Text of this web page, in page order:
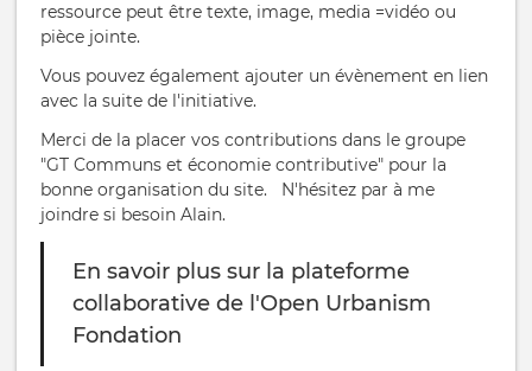
ressource peut être texte, image, media =vidéo ou
pièce jointe.
Vous pouvez également ajouter un évènement en lien
avec la suite de l'initiative.
Merci de la placer vos contributions dans le groupe
"GT Communs et économie contributive" pour la
bonne organisation du site. N'hésitez par à me
joindre si besoin Alain.
En savoir plus sur la plateforme
collaborative de l'Open Urbanism
Fondation